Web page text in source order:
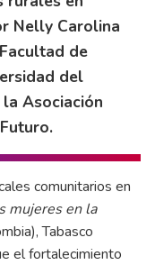
Nelly Carolina
de
del
Asociación
comunitarios en
mujeres en la
Tabasco
el fortalecimiento